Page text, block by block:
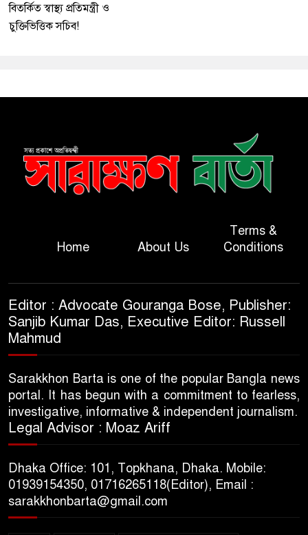
বিতর্কিত স্বাস্থ্য প্রতিমন্ত্রী ও
চুক্তিভিত্তিক সচিব!
Home About Us
Terms &
Conditions
Editor : Advocate Gouranga Bose, Publisher:
Sanjib Kumar Das, Executive Editor: Russell
Mahmud
Sarakkhon Barta is one of the popular Bangla news
portal. It has begun with a commitment to fearless,
investigative, informative & independent journalism.
Legal Advisor : Moaz Ariff
Dhaka Office: 101, Topkhana, Dhaka. Mobile:
01939154350, 01716265118(Editor), Email :
sarakkhonbarta@gmail.com